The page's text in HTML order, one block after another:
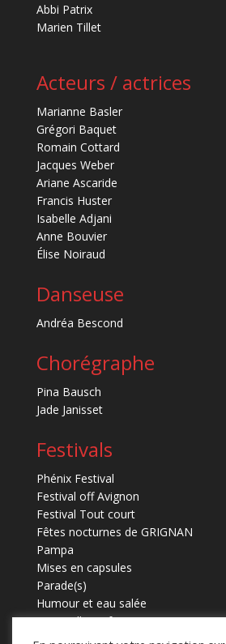
Abbi Patrix
Marien Tillet
Acteurs / actrices
Marianne Basler
Grégori Baquet
Romain Cottard
Jacques Weber
Ariane Ascaride
Francis Huster
Isabelle Adjani
Anne Bouvier
Élise Noiraud
Danseuse
Andréa Bescond
Chorégraphe
Pina Bausch
Jade Janisset
Festivals
Phénix Festival
Festival off Avignon
Festival Tout court
Fêtes nocturnes de GRIGNAN
Pampa
Mises en capsules
Parade(s)
Humour et eau salée
Marmaille en fugues